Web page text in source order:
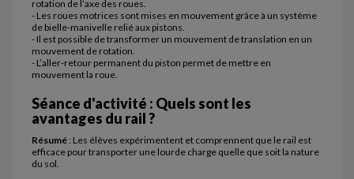
rotation de l’axe des roues.
- Les roues motrices sont mises en mouvement grâce à un système
de bielle-manivelle relié aux pistons.
- Il est possible de transformer un mouvement de translation en un
mouvement de rotation.
- L’aller-retour permanent du piston permet de mettre en
mouvement la roue.
Séance d'activité : Quels sont les
avantages du rail ?
Résumé : Les élèves expérimentent et comprennent que le rail est
efficace pour transporter une lourde charge quelle que soit la nature
du sol.